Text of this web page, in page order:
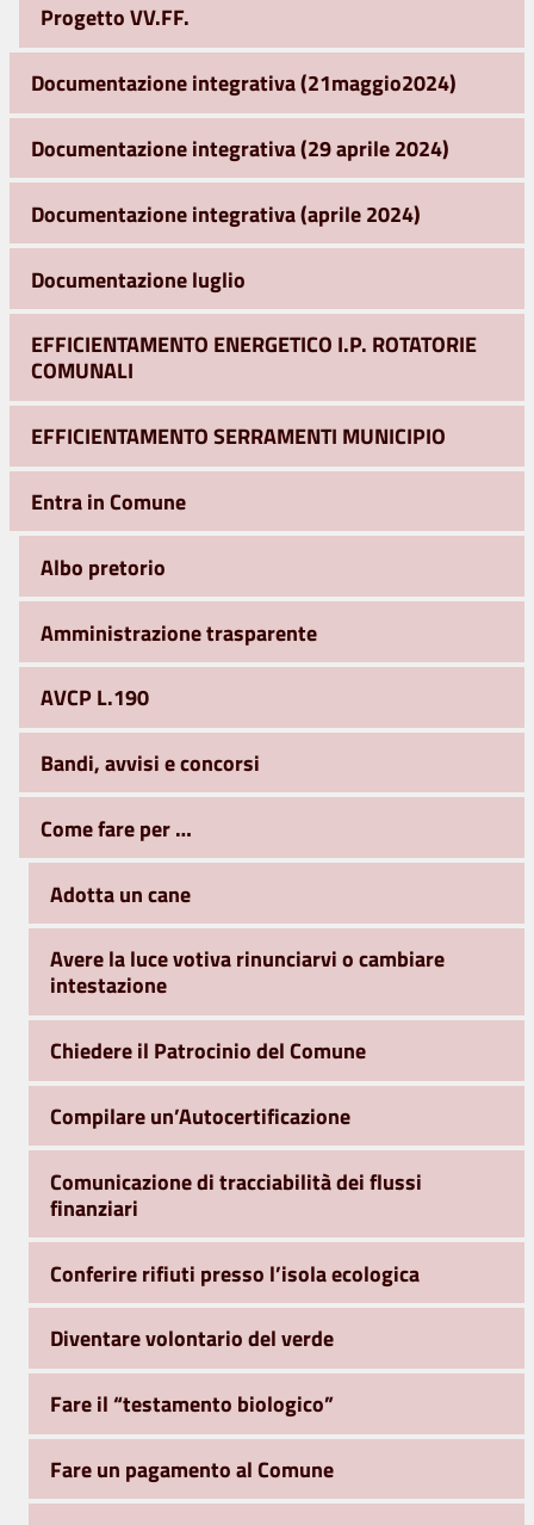
Progetto VV.FF.
Documentazione integrativa (21maggio2024)
Documentazione integrativa (29 aprile 2024)
Documentazione integrativa (aprile 2024)
Documentazione luglio
EFFICIENTAMENTO ENERGETICO I.P. ROTATORIE
COMUNALI
EFFICIENTAMENTO SERRAMENTI MUNICIPIO
Entra in Comune
Albo pretorio
Amministrazione trasparente
AVCP L.190
Bandi, avvisi e concorsi
Come fare per …
Adotta un cane
Avere la luce votiva rinunciarvi o cambiare
intestazione
Chiedere il Patrocinio del Comune
Compilare un’Autocertificazione
Comunicazione di tracciabilità dei flussi
finanziari
Conferire rifiuti presso l’isola ecologica
Diventare volontario del verde
Fare il “testamento biologico”
Fare un pagamento al Comune